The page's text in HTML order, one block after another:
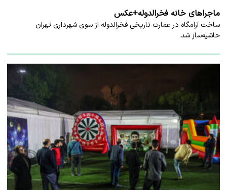
ماجراهای خانه‌ فخرالدوله+عکس
ساخت آرامگاه در عمارت تاریخی فخرالدوله از سوی شهرداری تهران
حاشیه‌ساز شد.